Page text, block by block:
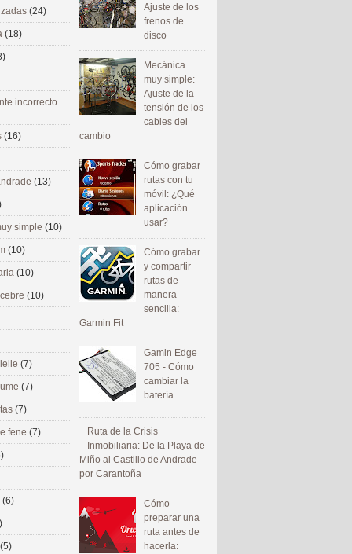
Ajuste de los
frenos de
disco
Mecánica
muy simple:
Ajuste de la
tensión de los
cables del
cambio
Cómo grabar
rutas con tu
móvil: ¿Qué
aplicación
usar?
Cómo grabar
y compartir
rutas de
manera
sencilla:
Garmin Fit
Gamin Edge
705 - Cómo
cambiar la
batería
Ruta de la Crisis
Inmobiliaria: De la Playa de
Miño al Castillo de Andrade
por Carantoña
Cómo
preparar una
ruta antes de
hacerla:
(24)
(18)
incorrecto
(16)
(13)
simple (10)
(10)
(10)
(10)
(7)
(7)
(7)
fene (7)
(6)
(5)